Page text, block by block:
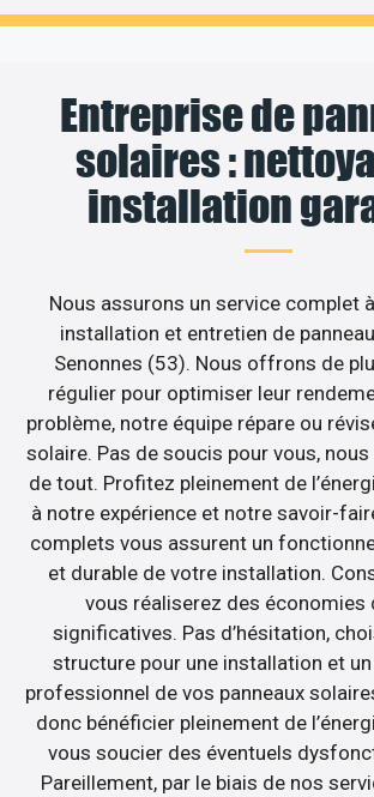
Entreprise de
solaires :
installation
Nous assurons un service complet
installation et entretien de
Senonnes (53). Nous offrons de
régulier pour optimiser leur
problème, notre équipe répare ou
solaire. Pas de soucis pour vous,
de tout. Profitez pleinement de
à notre expérience et notre savoir-
complets vous assurent un
et durable de votre installation.
vous réaliserez des économies
significatives. Pas d’hésitation,
structure pour une installation et
professionnel de vos panneaux
donc bénéficier pleinement de
vous soucier des éventuels
Pareillement, par le biais de nos